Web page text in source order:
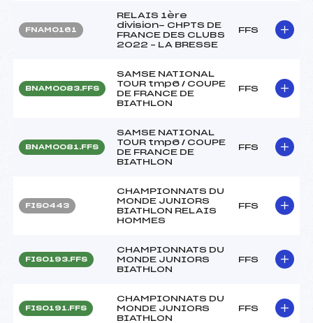
FNAM0161
RELAIS 1ère
division- CHPTS DE
FRANCE DES CLUBS
2022 – LA BRESSE
FFS
BNAM0083.FFS
SAMSE NATIONAL
TOUR tmp6 / COUPE
DE FRANCE DE
BIATHLON
FFS
BNAM0081.FFS
SAMSE NATIONAL
TOUR tmp6 / COUPE
DE FRANCE DE
BIATHLON
FFS
FIS0443
CHAMPIONNATS DU
MONDE JUNIORS
BIATHLON RELAIS
HOMMES
FFS
FIS0193.FFS
CHAMPIONNATS DU
MONDE JUNIORS
BIATHLON
FFS
FIS0191.FFS
CHAMPIONNATS DU
MONDE JUNIORS
BIATHLON
FFS